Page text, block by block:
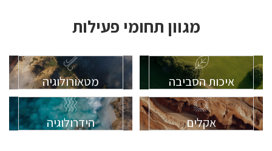
מגוון תחומי פעילות
איכות הסביבה מטאורולוגיה
אקלים הידרולוגיה